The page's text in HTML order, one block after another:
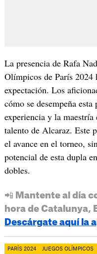
La presencia de Rafa
Olímpicos de París 2024
expectación. Los
cómo se desempeña
experiencia y la
talento de Alcaraz. Este
el avance en el torneo,
potencial de esta dupla
dobles.
📲 Mantente al día
hora de Catalunya,
Descárgate aquí la
PARÍS 2024 JUEGOS OLÍMPICOS